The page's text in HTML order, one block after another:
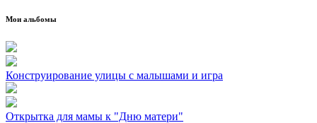
Мои альбомы
Конструирование улицы с малышами и игра
Открытка для мамы к "Дню матери"